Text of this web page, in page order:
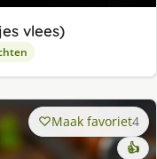
vlees)
Maak favoriet4
👍